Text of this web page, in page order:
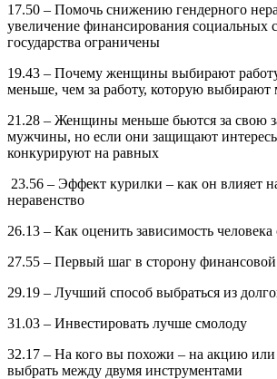
17.50 – Помочь снижению гендерного
увеличение финансирования социальных
государства ограничены
19.43 – Почему женщины выбирают
меньше, чем за работу, которую
21.28 – Женщины меньше бьются за свою
мужчины, но если они защищают
конкурируют на равных
23.56 – Эффект курилки – как он влияет
неравенство
26.13 – Как оценить зависимость человека
27.55 – Первый шаг в сторону финансовой
29.19 – Лучший способ выбраться из
31.03 – Инвестировать лучше смолоду
32.17 – На кого вы похожи – на акцию
выбрать между двумя инструментами